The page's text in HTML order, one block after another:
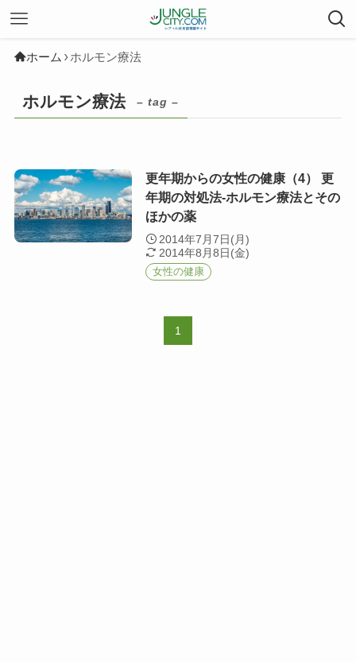
ホーム ホルモン療法
ホルモン療法 – tag –
更年期からの女性の健康（4） 更
年期の対処法-ホルモン療法とその
ほかの薬
2014年7月7日(月)
2014年8月8日(金)
女性の健康
1